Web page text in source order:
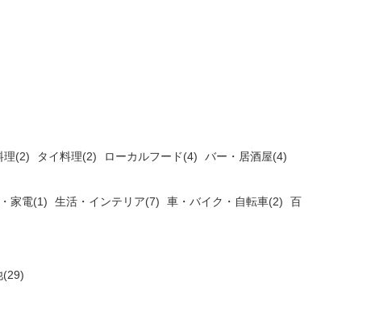
理(2) タイ料理(2) ローカルフード(4)
バー・居酒屋(4)
家電(1) 生活・インテリア(7) 車・バイク・自転車(2)
百
(29)